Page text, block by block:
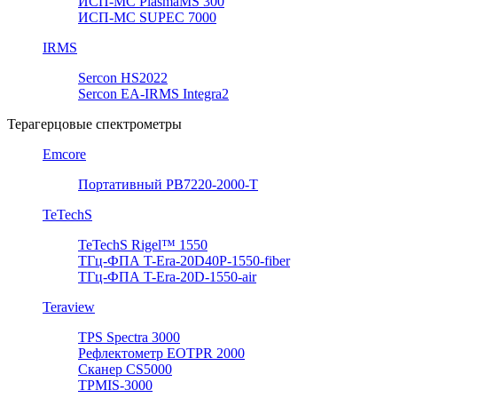
ИСП-МС SUPEC 7000
IRMS
Sercon HS2022
Sercon EA-IRMS Integra2
Терагерцовые спектрометры
Emcore
Портативный PB7220-2000-T
TeTechS
TeTechS Rigel™ 1550
ТГц-ФПА T-Era-20D40P-1550-fiber
ТГц-ФПА T-Era-20D-1550-air
Teraview
TPS Spectra 3000
Рефлектометр EOTPR 2000
Сканер CS5000
TPMIS-3000